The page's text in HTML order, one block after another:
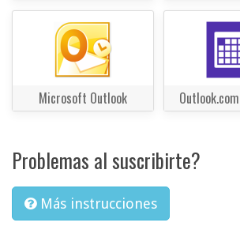
Microsoft Outlook
Problemas al suscribirte?
Más instrucciones